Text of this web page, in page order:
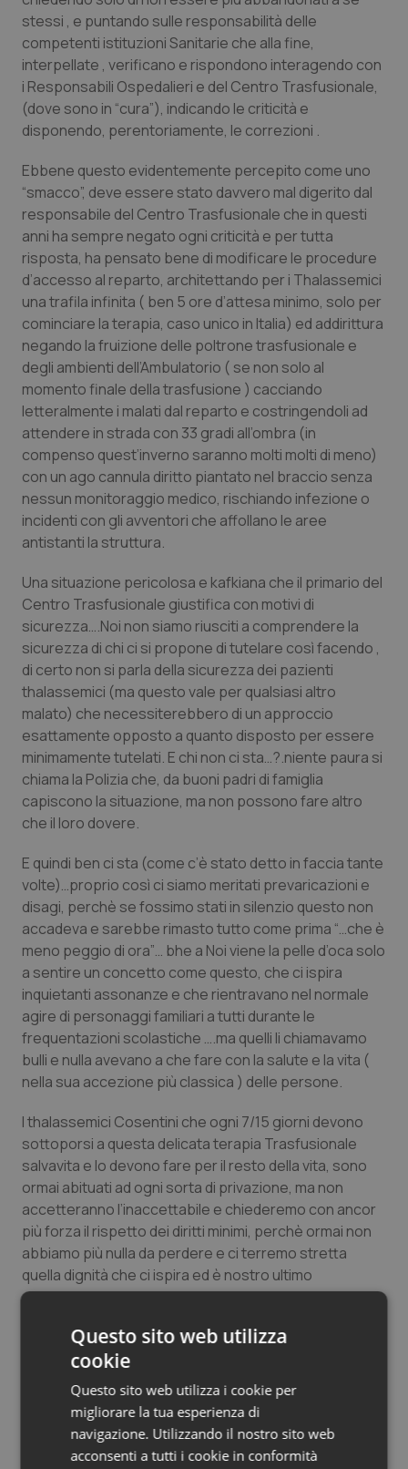
Lazio
Liguria
Lombardia
Marche
Molise
Piemonte
Provincia Autonoma di Bolzano
Provincia Autonoma di Trento
Puglia
Sardegna
Sicilia
Umbria
Valle D’Aosta
Veneto
Diabete & glucometri
Disturbi dell’umore
Dolore
Donna & Salute
Epatiti
HIV
Infezioni & Febbre
Ipertensione & Scompenso
Malattie rare
Malattia di Crohn & Rettocolite Ulcerosa
Neuroscienze & patologie neurodegenerative
Oftalmologia
Oncodermatologia
Oncoematologia
Oncologia & Nutrizione
Psoriasi & pelle
Quotidiano Chirurgia
Quotidiano Oncologia
Quotidiano Pediatria
Rene & patologie urogenitali
Salute orale & impianti
Sangue & coagulazione
Tiroide
Tumore al seno
Tumore ovarico
Tumori gastrointestinali
Ulcera & Reflusso
Vaccini
stessi , e puntando sulle responsabilità delle
competenti istituzioni Sanitarie che alla fine,
interpellate , verificano e rispondono interagendo con
i Responsabili Ospedalieri e del Centro Trasfusionale,
(dove sono in “cura”), indicando le criticità e
disponendo, perentoriamente, le correzioni .
Ebbene questo evidentemente percepito come uno
“smacco”, deve essere stato davvero mal digerito dal
responsabile del Centro Trasfusionale che in questi
anni ha sempre negato ogni criticità e per tutta
risposta, ha pensato bene di modificare le procedure
d’accesso al reparto, architettando per i Thalassemici
una trafila infinita ( ben 5 ore d’attesa minimo, solo per
cominciare la terapia, caso unico in Italia) ed addirittura
negando la fruizione delle poltrone trasfusionale e
degli ambienti dell’Ambulatorio ( se non solo al
momento finale della trasfusione ) cacciando
letteralmente i malati dal reparto e costringendoli ad
attendere in strada con 33 gradi all’ombra (in
compenso quest’inverno saranno molti molti di meno)
con un ago cannula diritto piantato nel braccio senza
nessun monitoraggio medico, rischiando infezione o
incidenti con gli avventori che affollano le aree
antistanti la struttura.
Una situazione pericolosa e kafkiana che il primario del
Centro Trasfusionale giustifica con motivi di
sicurezza….Noi non siamo riusciti a comprendere la
sicurezza di chi ci si propone di tutelare così facendo ,
di certo non si parla della sicurezza dei pazienti
thalassemici (ma questo vale per qualsiasi altro
malato) che necessiterebbero di un approccio
esattamente opposto a quanto disposto per essere
minimamente tutelati. E chi non ci sta…?.niente paura si
chiama la Polizia che, da buoni padri di famiglia
capiscono la situazione, ma non possono fare altro
che il loro dovere.
E quindi ben ci sta (come c’è stato detto in faccia tante
volte)…proprio così ci siamo meritati prevaricazioni e
disagi, perchè se fossimo stati in silenzio questo non
accadeva e sarebbe rimasto tutto come prima “…che è
meno peggio di ora”… bhe a Noi viene la pelle d’oca solo
a sentire un concetto come questo, che ci ispira
inquietanti assonanze e che rientravano nel normale
agire di personaggi familiari a tutti durante le
frequentazioni scolastiche ….ma quelli li chiamavamo
bulli e nulla avevano a che fare con la salute e la vita (
nella sua accezione più classica ) delle persone.
I thalassemici Cosentini che ogni 7/15 giorni devono
sottoporsi a questa delicata terapia Trasfusionale
salvavita e lo devono fare per il resto della vita, sono
ormai abituati ad ogni sorta di privazione, ma non
accetteranno l’inaccettabile e chiederemo con ancor
più forza il rispetto dei diritti minimi, perchè ormai non
abbiamo più nulla da perdere e ci terremo stretta
quella dignità che ci ispira ed è nostro ultimo
patrimonio.
Angiolina Branca
Daniele Luzzi
Roberto Pasqua
G.B. Lo Curzio
Caterina Amendola
Consiglio Direttivo ATCs, Associazione thalassemici
Questo sito web utilizza
cookie
Questo sito web utilizza i cookie per
migliorare la tua esperienza di
navigazione. Utilizzando il nostro sito web
acconsenti a tutti i cookie in conformità